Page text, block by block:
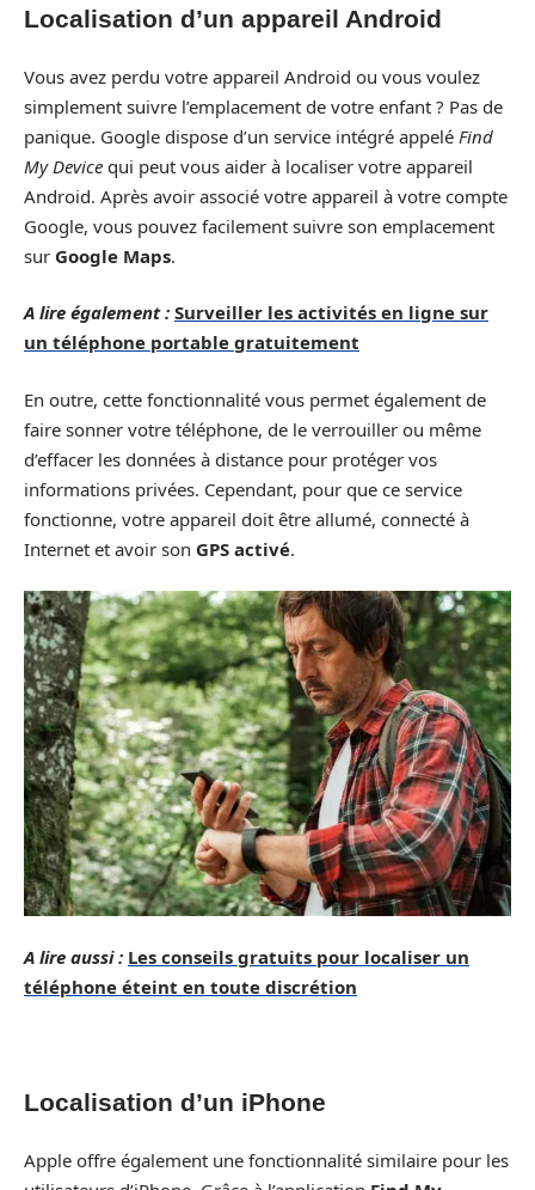
Localisation d’un appareil Android
Vous avez perdu votre appareil Android ou vous voulez
simplement suivre l’emplacement de votre enfant ? Pas de
panique. Google dispose d’un service intégré appelé Find
My Device qui peut vous aider à localiser votre appareil
Android. Après avoir associé votre appareil à votre compte
Google, vous pouvez facilement suivre son emplacement
sur Google Maps.
A lire également : Surveiller les activités en ligne sur
un téléphone portable gratuitement
En outre, cette fonctionnalité vous permet également de
faire sonner votre téléphone, de le verrouiller ou même
d’effacer les données à distance pour protéger vos
informations privées. Cependant, pour que ce service
fonctionne, votre appareil doit être allumé, connecté à
Internet et avoir son GPS activé.
A lire aussi : Les conseils gratuits pour localiser un
téléphone éteint en toute discrétion
Localisation d’un iPhone
Apple offre également une fonctionnalité similaire pour les